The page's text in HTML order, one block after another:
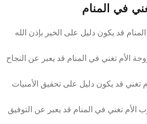
في المنام
قد يكون دليل على الخير بإذن الله
الأم تغني في المنام قد يعبر عن النجاح
تغني قد يكون دليل على تحقيق الأمنيات
تغني في المنام قد يعبر عن التوفيق